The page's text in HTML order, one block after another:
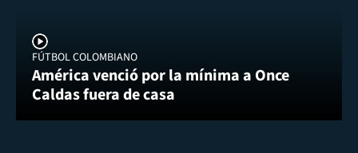
FÚTBOL COLOMBIANO
América venció por la mínima a Once
Caldas fuera de casa